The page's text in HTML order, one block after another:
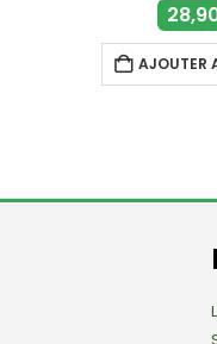
AJOUTER